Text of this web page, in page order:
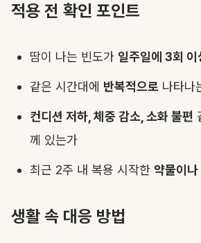
적용 전 확인 포인트
땀이 나는 빈도가 일주일에 3회 이
같은 시간대에 반복적으로 나타나
컨디션 저하, 체중 감소, 소화 불편
께 있는가
최근 2주 내 복용 시작한 약물이
생활 속 대응 방법